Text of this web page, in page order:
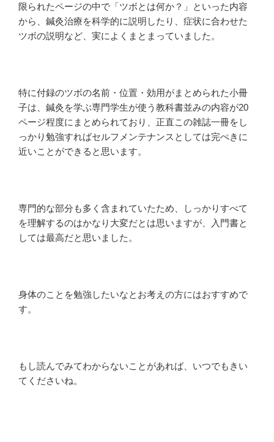
限られたページの中で「ツボとは何か？」といった内容
から、鍼灸治療を科学的に説明したり、症状に合わせた
ツボの説明など、実によくまとまっていました。
特に付録のツボの名前・位置・効用がまとめられた小冊
子は、鍼灸を学ぶ専門学生が使う教科書並みの内容が20
ページ程度にまとめられており、正直この雑誌一冊をし
っかり勉強すればセルフメンテナンスとしては完ぺきに
近いことができると思います。
専門的な部分も多く含まれていたため、しっかりすべて
を理解するのはかなり大変だとは思いますが、入門書と
しては最高だと思いました。
身体のことを勉強したいなとお考えの方にはおすすめで
す。
もし読んでみてわからないことがあれば、いつでもきい
てくださいね。